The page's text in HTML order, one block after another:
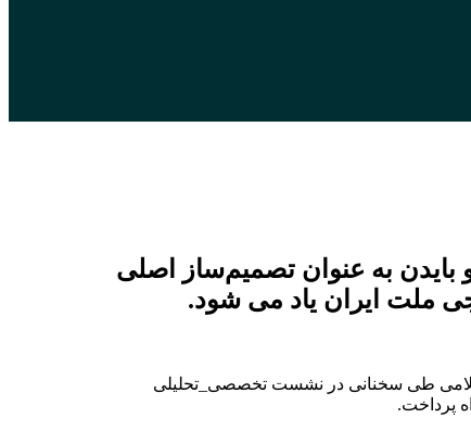
به عنوان تصمیم‌ساز اصلی
ملت ایران یاد می شود.
اسلامی طی سخنانی در نشست تخصصی_تحلیلی
پرداخت.